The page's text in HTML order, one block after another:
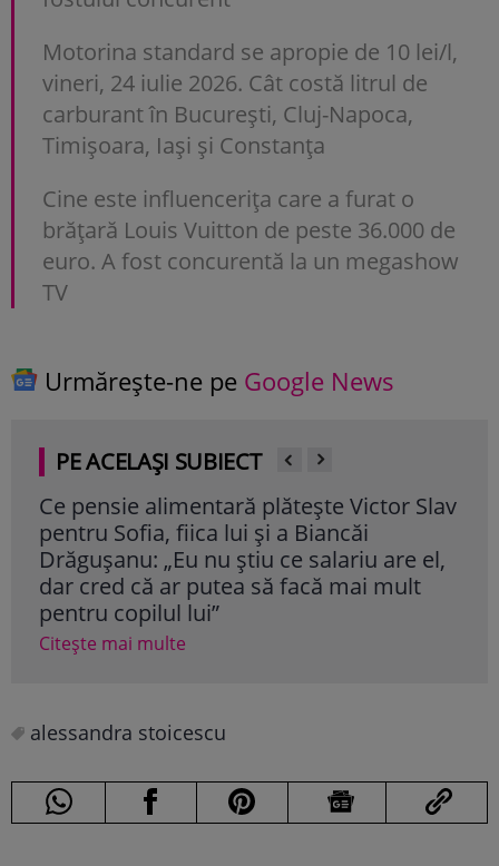
Motorina standard se apropie de 10 lei/l,
vineri, 24 iulie 2026. Cât costă litrul de
carburant în București, Cluj-Napoca,
Timișoara, Iași și Constanța
Cine este influencerița care a furat o
brățară Louis Vuitton de peste 36.000 de
euro. A fost concurentă la un megashow
TV
Urmărește-ne pe Google News
PE ACELAȘI SUBIECT
Ce pensie alimentară plătește Victor Slav
pentru Sofia, fiica lui și a Biancăi
Drăgușanu: „Eu nu știu ce salariu are el,
dar cred că ar putea să facă mai mult
pentru copilul lui”
Citește mai multe
alessandra stoicescu